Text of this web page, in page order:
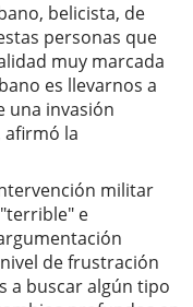
belicista, de
personas que
muy marcada
es llevarnos a
una invasión
afirmó la
militar
e
de frustración
a buscar algún tipo